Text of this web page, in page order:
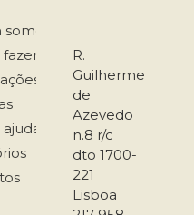
R.
Guilherme
de
Azevedo
n.8 r/c
dto 1700-
221
Lisboa